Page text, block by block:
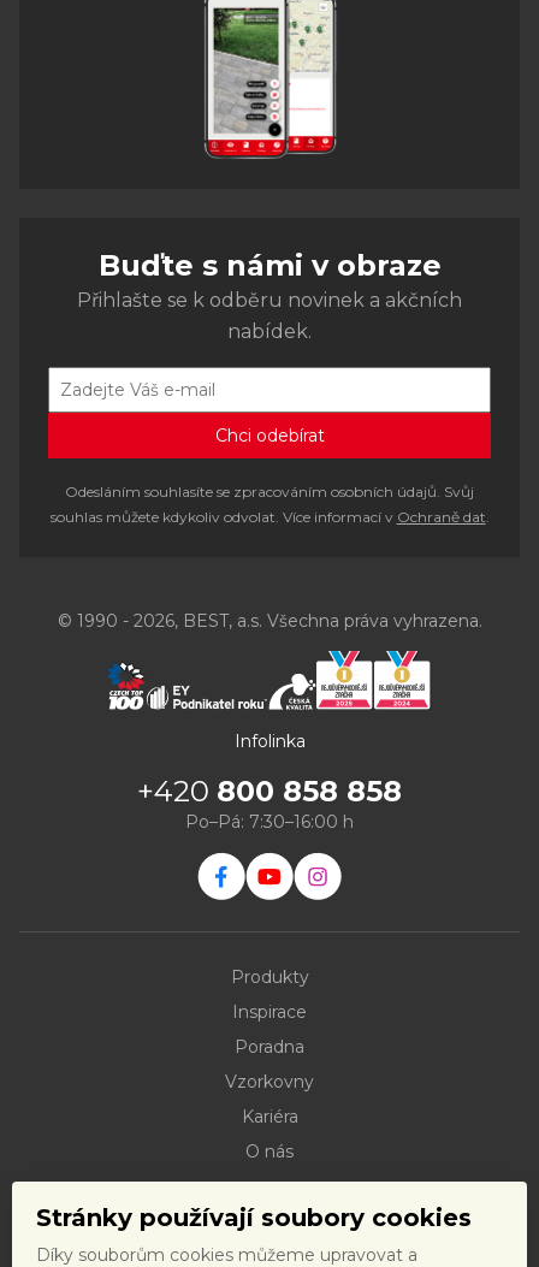
Stránky používají soubory cookies
Díky souborům cookies můžeme upravovat a
Buďte s námi v obraze
Přihlašte se k odběru novinek a akčních
nabídek.
Odesláním souhlasíte se zpracováním osobních údajů. Svůj
souhlas můžete kdykoliv odvolat. Více informací v Ochraně dat.
© 1990 - 2026, BEST, a.s. Všechna práva vyhrazena.
Infolinka
+420 800 858 858
Po–Pá: 7:30–16:00 h
Produkty
Inspirace
Poradna
Vzorkovny
Kariéra
O nás
Dokumenty ke stažení